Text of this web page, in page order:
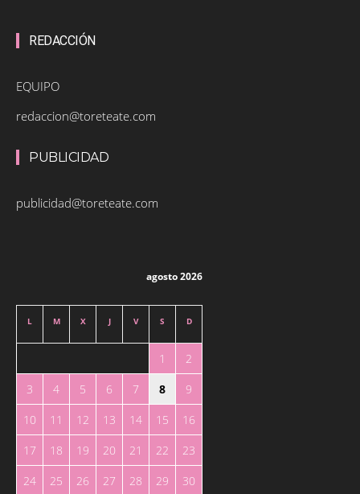
REDACCIÓN
EQUIPO
redaccion@toreteate.com
PUBLICIDAD
publicidad@toreteate.com
agosto 2026
L M X J V S D
1
2
3
4 5 6 7 8
9
10
11 12 13 14 15
16
17
18 19 20 21 22
23
24
25 26 27 28 29 30